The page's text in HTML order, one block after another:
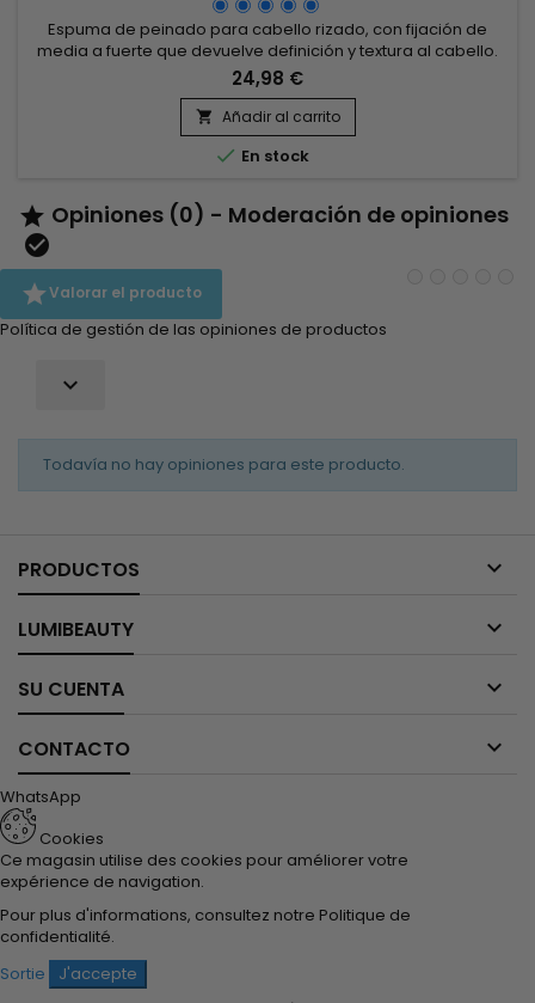
Espuma de peinado para cabello rizado, con fijación de
media a fuerte que devuelve definición y textura al cabello.
Fortalece el tallo del cabello. Gracias a la mezcla de extracto
africano, extracto de chebe y proteína de trigo, Design
Essentials - African Chebe - Strengthening & Curl Perfecting
Mousse aporta fuerza y elasticidad al cabello,...
24,98 €
 Añadir al carrito
 En stock
 Opiniones (0) - Moderación de opiniones

Valorar el producto
Política de gestión de las opiniones de productos

Todavía no hay opiniones para este producto.
PRODUCTOS 
LUMIBEAUTY 
SU CUENTA 
CONTACTO 
WhatsApp
Cookies
Ce magasin utilise des cookies pour améliorer votre
expérience de navigation.
Pour plus d'informations, consultez notre Politique de
confidentialité.
Sortie
J'accepte